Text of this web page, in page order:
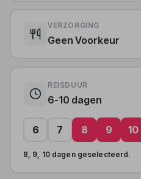
VERZORGING
Geen Voorkeur
REISDUUR
6-10 dagen
6 7 8 9 10
8, 9, 10 dagen geselecteerd.